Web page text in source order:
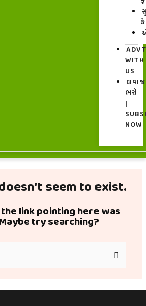
WITH
US
ભરો
|
NOW
seem to exist.
link pointing here was
try searching?